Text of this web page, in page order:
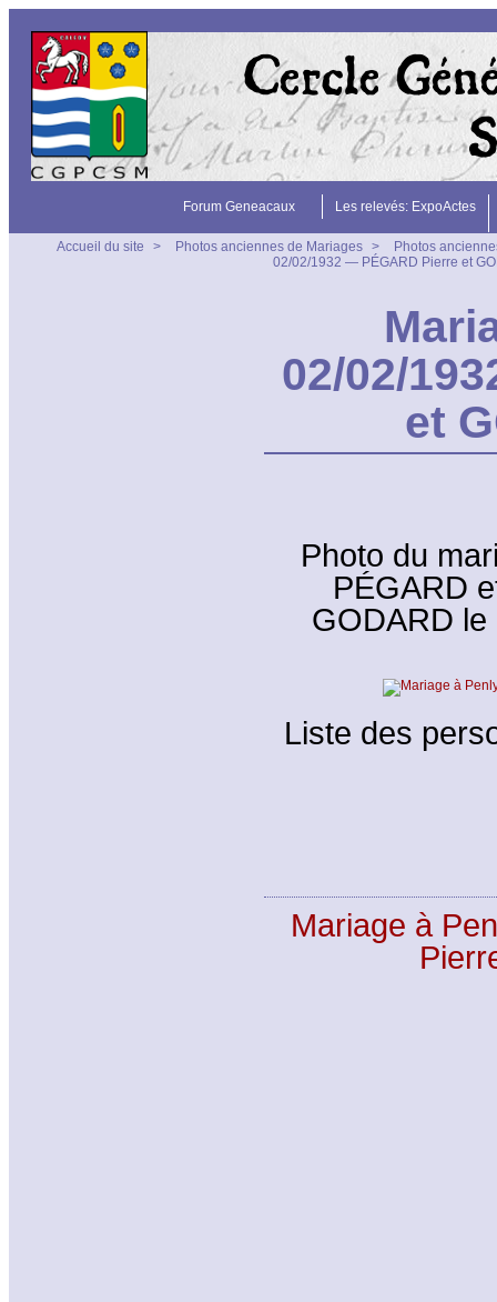
Forum Geneacaux Les relevés: ExpoActes
Accueil du site > Photos anciennes de Mariages >
Photos
02/02/1932 — PÉGARD Pierre et
02/02/
et
Photo du
PÉGARD
GODARD
Liste des
Mariage à